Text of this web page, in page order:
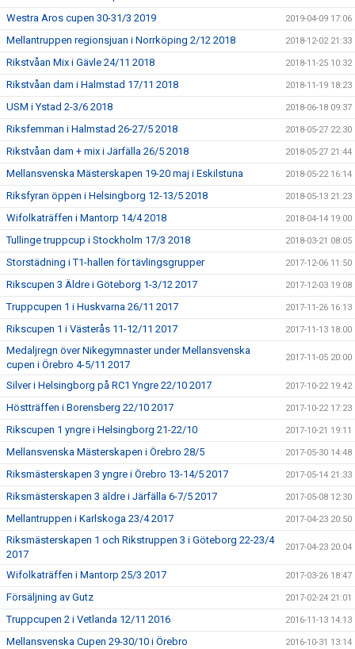
Westra Aros cupen 30-31/3 2019 2019-04-09 17:06
Mellantruppen regionsjuan i Norrköping 2/12 2018 2018-12-02 21:33
Rikstvåan Mix i Gävle 24/11 2018 2018-11-25 10:32
Rikstvåan dam i Halmstad 17/11 2018 2018-11-19 18:23
USM i Ystad 2-3/6 2018 2018-06-18 09:37
Riksfemman i Halmstad 26-27/5 2018 2018-05-27 22:30
Rikstvåan dam + mix i Järfälla 26/5 2018 2018-05-27 21:44
Mellansvenska Mästerskapen 19-20 maj i Eskilstuna 2018-05-22 16:14
Riksfyran öppen i Helsingborg 12-13/5 2018 2018-05-13 21:23
Wifolkaträffen i Mantorp 14/4 2018 2018-04-14 19:00
Tullinge truppcup i Stockholm 17/3 2018 2018-03-21 08:05
Storstädning i T1-hallen för tävlingsgrupper 2017-12-06 11:50
Rikscupen 3 Äldre i Göteborg 1-3/12 2017 2017-12-03 19:08
Truppcupen 1 i Huskvarna 26/11 2017 2017-11-26 16:13
Rikscupen 1 i Västerås 11-12/11 2017 2017-11-13 18:00
Medaljregn över Nikegymnaster under Mellansvenska
cupen i Örebro 4-5/11 2017
2017-11-05 20:00
Silver i Helsingborg på RC1 Yngre 22/10 2017 2017-10-22 19:42
Höstträffen i Borensberg 22/10 2017 2017-10-22 17:23
Rikscupen 1 yngre i Helsingborg 21-22/10 2017-10-21 19:11
Mellansvenska Mästerskapen i Örebro 28/5 2017-05-30 14:48
Riksmästerskapen 3 yngre i Örebro 13-14/5 2017 2017-05-14 21:33
Riksmästerskapen 3 äldre i Järfälla 6-7/5 2017 2017-05-08 12:30
Mellantruppen i Karlskoga 23/4 2017 2017-04-23 20:50
Riksmästerskapen 1 och Rikstruppen 3 i Göteborg 22-23/4
2017
2017-04-23 20:04
Wifolkaträffen i Mantorp 25/3 2017 2017-03-26 18:47
Försäljning av Gutz 2017-02-24 21:01
Truppcupen 2 i Vetlanda 12/11 2016 2016-11-13 14:13
Mellansvenska Cupen 29-30/10 i Örebro 2016-10-31 13:14